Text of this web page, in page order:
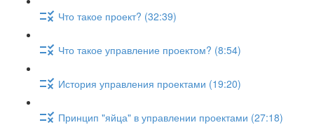
Что такое проект? (32:39)
Что такое управление проектом? (8:54)
История управления проектами (19:20)
Принцип "яйца" в управлении проектами (27:18)